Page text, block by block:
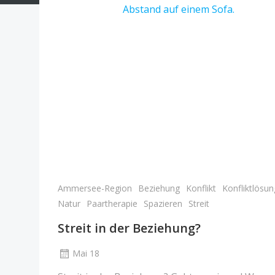
Ammersee-Region Beziehung Konflikt
Natur
Paartherapie Spazieren Streit
Streit in der Beziehung?
Mai 18